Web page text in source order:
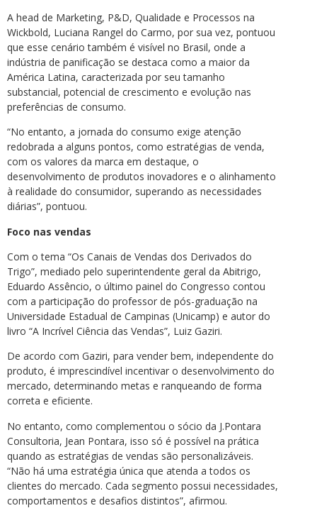
A head de Marketing, P&D, Qualidade e Processos na
Wickbold, Luciana Rangel do Carmo, por sua vez, pontuou
que esse cenário também é visível no Brasil, onde a
indústria de panificação se destaca como a maior da
América Latina, caracterizada por seu tamanho
substancial, potencial de crescimento e evolução nas
preferências de consumo.
“No entanto, a jornada do consumo exige atenção
redobrada a alguns pontos, como estratégias de venda,
com os valores da marca em destaque, o
desenvolvimento de produtos inovadores e o alinhamento
à realidade do consumidor, superando as necessidades
diárias”, pontuou.
Foco nas vendas
Com o tema “Os Canais de Vendas dos Derivados do
Trigo”, mediado pelo superintendente geral da Abitrigo,
Eduardo Assêncio, o último painel do Congresso contou
com a participação do professor de pós-graduação na
Universidade Estadual de Campinas (Unicamp) e autor do
livro “A Incrível Ciência das Vendas”, Luiz Gaziri.
De acordo com Gaziri, para vender bem, independente do
produto, é imprescindível incentivar o desenvolvimento do
mercado, determinando metas e ranqueando de forma
correta e eficiente.
No entanto, como complementou o sócio da J.Pontara
Consultoria, Jean Pontara, isso só é possível na prática
quando as estratégias de vendas são personalizáveis.
“Não há uma estratégia única que atenda a todos os
clientes do mercado. Cada segmento possui necessidades,
comportamentos e desafios distintos”, afirmou.